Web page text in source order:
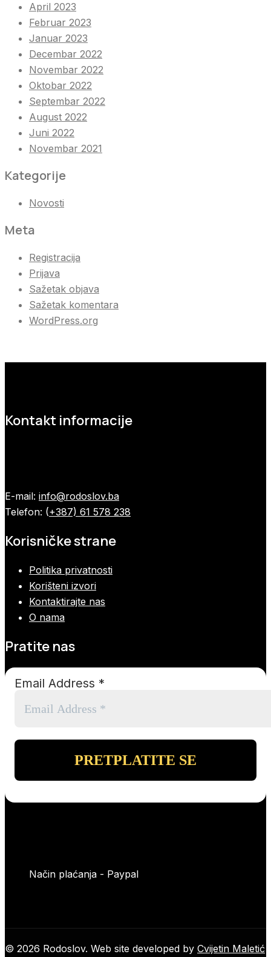
April 2023
Februar 2023
Januar 2023
Decembar 2022
Novembar 2022
Oktobar 2022
Septembar 2022
August 2022
Juni 2022
Novembar 2021
Kategorije
Novosti
Meta
Registracija
Prijava
Sažetak objava
Sažetak komentara
WordPress.org
Kontakt informacije
E-mail: info@rodoslov.ba
Telefon: (+387) 61 578 238
Korisničke strane
Politika privatnosti
Korišteni izvori
Kontaktirajte nas
O nama
Pratite nas
Email Address *
Način plaćanja - Paypal
© 2026 Rodoslov. Web site developed by Cvijetin Maletić